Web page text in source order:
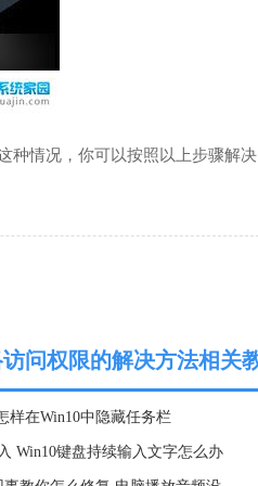
情况，你可以按照以上步骤解决
问权限的解决方法相关
样在Win10中隐藏任务栏
Win10键盘持续输入文字怎么办